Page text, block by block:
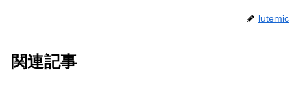
lutemic
関連記事